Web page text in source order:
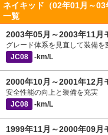
ネイキッド（02年01月～
一覧
2003年05月～2003年11月
グレード体系を見直して装備を
JC08
-km/L
2000年10月～2001年12月
安全性能の向上と装備を充実
JC08
-km/L
1999年11月～2000年09月